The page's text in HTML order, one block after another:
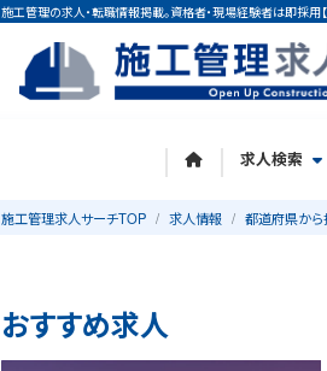
施工管理の求人・転職情報掲載。資格者・現場経験者は即採用
求人検索
施工管理求人サーチTOP 求人情報 都道府県から
おすすめ求人